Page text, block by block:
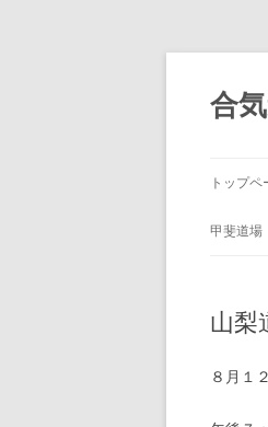
合
トップペ
甲斐道場
山梨
８月１